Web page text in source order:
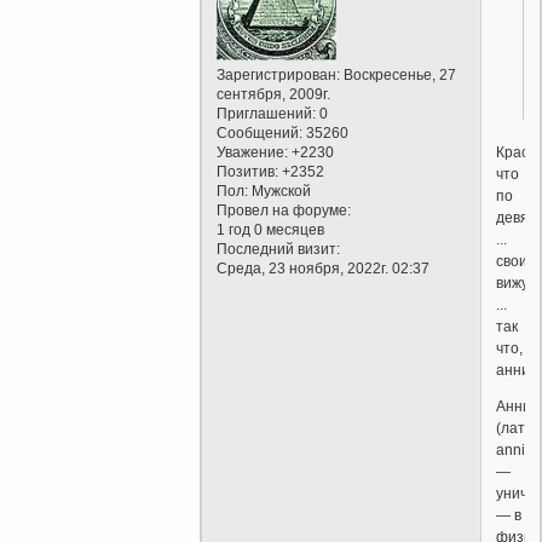
Зарегистрирован: Воскресенье, 27
сентября, 2009г.
Приглашений: 0
Сообщений: 35260
Уважение: +2230
Позитив: +2352
Пол: Мужской
Провел на форуме:
1 год 0 месяцев
Последний визит:
Среда, 23 ноября, 2022г. 02:37
что
по
девять
...
свои
вижу
...
так
что,
(лат.
—
— в